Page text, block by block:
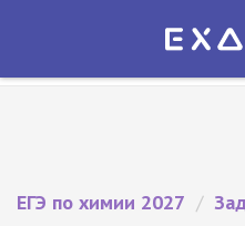
Экзамер — ЕГЭ
ЕГЭ по химии 2027 /